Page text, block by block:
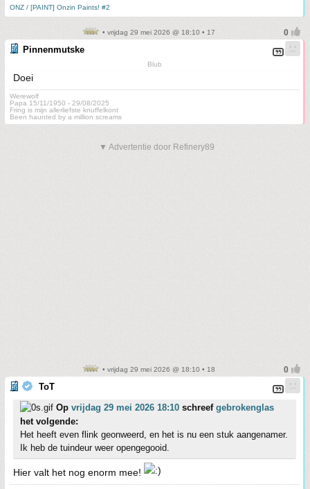
ONZ / [PAINT] Onzin Paints! #2
• vrijdag 29 mei 2026 @ 18:10 • 17
Pinnenmutske
Blub
Doei
Werewolf
Papa 15/11/1950 - 29/08/2025
Fring is mijn allerliefste knuffelkont
Been haunted by a million screams
▼ Advertentie door Refinery89
• vrijdag 29 mei 2026 @ 18:10 • 18
ToT
Op vrijdag 29 mei 2026 18:10 schreef gebrokenglas
het volgende:
Het heeft even flink geonweerd, en het is nu een stuk aangenamer.
Ik heb de tuindeur weer opengegooid.
Hier valt het nog enorm mee!